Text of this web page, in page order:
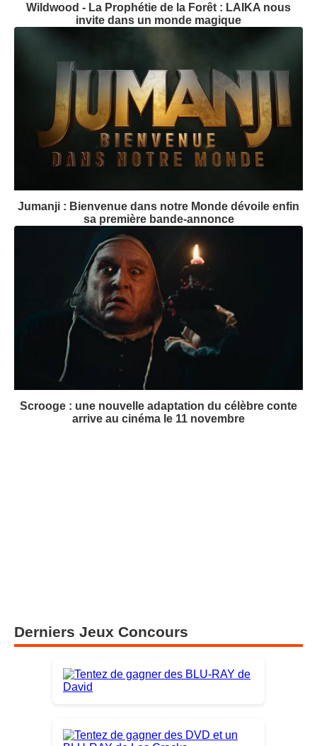
Wildwood - La Prophétie de la Forêt : LAIKA nous
invite dans un monde magique
Jumanji : Bienvenue dans notre Monde dévoile enfin
sa première bande-annonce
Scrooge : une nouvelle adaptation du célèbre conte
arrive au cinéma le 11 novembre
Derniers Jeux Concours